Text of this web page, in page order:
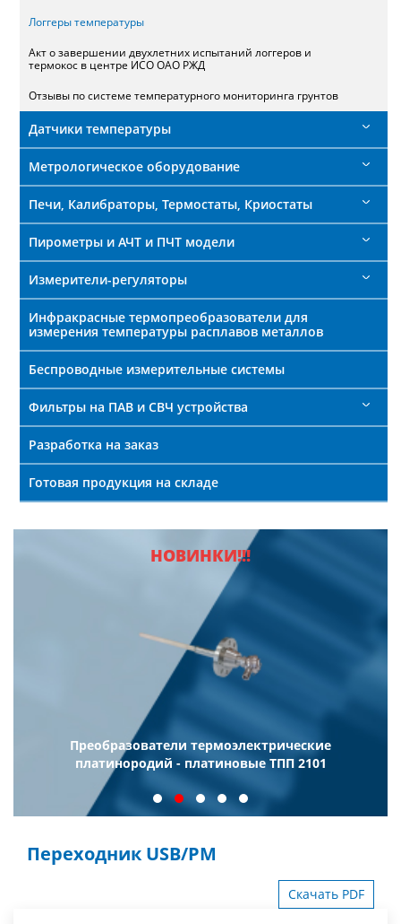
Логгеры температуры
Акт о завершении двухлетних испытаний логгеров и
термокос в центре ИСО ОАО РЖД
Отзывы по системе температурного мониторинга грунтов
Датчики температуры
Метрологическое оборудование
Печи, Калибраторы, Термостаты, Криостаты
Пирометры и АЧТ и ПЧТ модели
Измерители-регуляторы
Инфракрасные термопреобразователи для
измерения температуры расплавов металлов
Беспроводные измерительные системы
Фильтры на ПАВ и СВЧ устройства
Разработка на заказ
Готовая продукция на складе
НОВИНКИ!!!
Логгеры цифровых датчиков ЛЦД-2-
Переходник USB/РМ
Скачать PDF